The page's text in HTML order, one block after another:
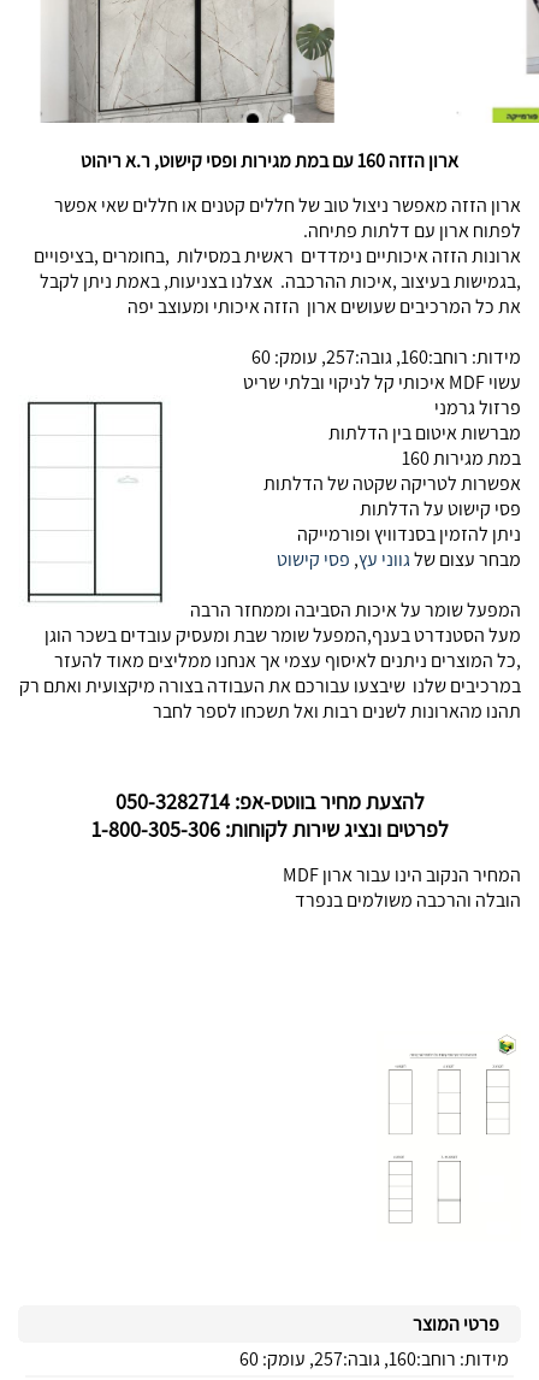
ארון הזזה 160 עם במת מגירות ופסי קישוט, ר.א ריהוט
ארון הזזה מאפשר ניצול טוב של חללים קטנים או חללים שאי אפשר
לפתוח ארון עם דלתות פתיחה.
ארונות הזזה איכותיים נימדדים ראשית במסילות ,בחומרים ,בציפויים
,בגמישות בעיצוב ,איכות ההרכבה. אצלנו בצניעות, באמת ניתן לקבל
את כל המרכיבים שעושים ארון הזזה איכותי ומעוצב יפה
מידות: רוחב:160, גובה:257, עומק: 60
עשוי MDF איכותי קל לניקוי ובלתי שריט
פרזול גרמני
מברשות איטום בין הדלתות
במת מגירות 160
אפשרות לטריקה שקטה של הדלתות
פסי קישוט על הדלתות
ניתן להזמין בסנדוויץ ופורמייקה
מבחר עצום שלגווני עץ, פסי קישוט
המפעל שומר על איכות הסביבה וממחזר הרבה
מעל הסטנדרט בענף,המפעל שומר שבת ומעסיק עובדים בשכר הוגן
,כל המוצרים ניתנים לאיסוף עצמי אך אנחנו ממליצים מאוד להעזר
במרכיבים שלנו שיבצעו עבורכם את העבודה בצורה מיקצועית ואתם רק
תהנו מהארונות לשנים רבות ואל תשכחו לספר לחבר
להצעת מחיר בווטס-אפ: 050-3282714
לפרטים ונציג שירות לקוחות: 1-800-305-306
המחיר הנקוב הינו עבור ארון MDF
הובלה והרכבה משולמים בנפרד
פרטי המוצר
מידות: רוחב:160, גובה:257, עומק: 60